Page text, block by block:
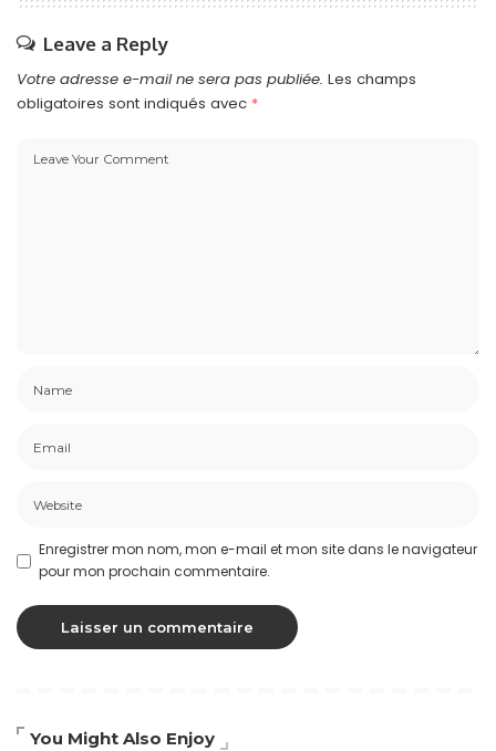
Leave a Reply
Votre adresse e-mail ne sera pas publiée. Les champs
obligatoires sont indiqués avec *
Enregistrer mon nom, mon e-mail et mon site dans le navigateur
pour mon prochain commentaire.
You Might Also Enjoy